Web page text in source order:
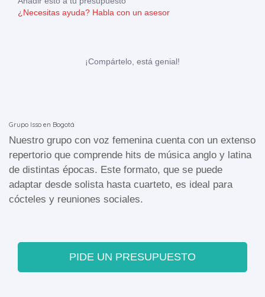
¿Necesitas ayuda? Habla con un asesor
¡Compártelo, está genial!
Grupo Isso en Bogotá
Nuestro grupo con voz femenina cuenta con un extenso
repertorio que comprende hits de música anglo y latina
de distintas épocas. Este formato, que se puede
adaptar desde solista hasta cuarteto, es ideal para
cócteles y reuniones sociales.
PIDE UN PRESUPUESTO